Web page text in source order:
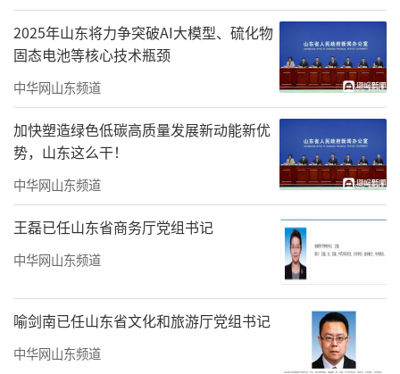
曲背后的历史背景、精神内涵与创作故事。从
革命年代的《跟着共产党走》，到登上春晚舞
台、享誉全国的原创作品《狗娃闹春》；从深
情礼赞沂蒙精神的《再唱沂蒙山》，到家国情
怀的《祖国知道》，再到彰显人类命运共同体
理念的《轻轻唱起的歌》，李教授以歌为史,以
乐传情，带领大家在经典旋律中回望百年党
史、感悟时代变迁、汲取奋进力量。同时，他
也结合学院办学特色，强调艺术赋能国际中文
教育的重要价值，鼓励师生以音乐为桥、以文
化为媒，讲好中国故事，传播好中国声音。
授课过程中，团队艺术家们先后登台献
2025年山东将力争突破AI大模型、硫化物
固态电池等核心技术瓶颈
中华网山东频道
加快塑造绿色低碳高质量发展新动能新优
势，山东这么干！
中华网山东频道
王磊已任山东省商务厅党组书记
中华网山东频道
喻剑南已任山东省文化和旅游厅党组书记
中华网山东频道